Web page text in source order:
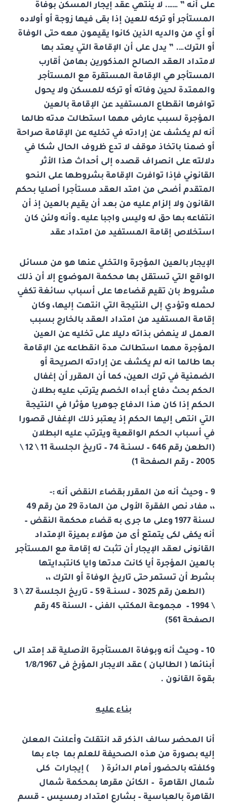
على أنه ” ……. لا ينتهي عقد إيجار المسكن بوفاة
المستأجر أو تركه للعين إذا بقى فيها زوجة أو أولاده
أو أي من والديه الذين كانوا يقيمون معه حتى الوفاة
أو الترك…. ” يدل على أن الإقامة التي يعتد بها
لامتداد العقد الصالح المذكورين بهامن أقارب
المستأجر هي الإقامة المستقرة مع المستأجر
والممتدة لحين وفاته أو تركه للمسكن ولا يحول
توافرها انقطاع المستفيد عن الإقامة بالعين
المؤجرة لسبب عارض مهما استطالت مدته طالما
أنه لم يكشف عن إرادته في تخليه عن الإقامة صراحة
أو ضمنا باتخاذ موقف لا تدع ظروف الحال شكا في
دلالته على انصراف قصده إلى أحداث هذا الأثر
القانوني فإذا توافرت الإقامة بشروطها على النحو
المتقدم أضحى من امتد العقد مستأجرا أصليا بحكم
القانون ولا إلزام عليه من بعد أن يقيم بالعين إذ أن
انتفاعه بها حق له وليس واجبا عليه ـ وأنه ولئن كان
استخلاص إقامة المستفيد من امتداد عقد
الإيجار بالعين المؤجرة والتخلي عنها هو من مسائل
الواقع التي تستقل بها محكمة الموضوع إلا أن ذلك
مشروط بان تقيم قضاءها على أسباب سائغة تكفي
لحمله وتؤدي إلى النتيجة التي انتهت إليها، وكان
إقامة المستفيد من امتداد العقد بالخارج بسبب
العمل لا ينهض بذاته دليلا على تخليه عن العين
المؤجرة مهما استطالت مدة انقطاعه عن الإقامة
بها طالما انه لم يكشف عن إرادته الصريحة أو
الضمنية في ترك العين، كما أن المقرر أن إغفال
الحكم بحث دفاع أبداه الخصم يترتب عليه بطلان
الحكم إذا كان هذا الدفاع جوهريا مؤثرا في النتيجة
التي انتهى إليها الحكم إذ يعتبر ذلك الإغفال قصورا
في أسباب الحكم الواقعية ويترتب عليه البطلان
(الطعن رقم 646 – لسنــة 74 – تاريخ الجلسة 11 \ 12 \
2005 – رقم الصفحة 1)
9 – وحيث أنه من المقرر بقضاء النقض أنه :-
،، مفاد نص الفقرة الأولى من المادة 29 من رقم 49
لسنة 1977 وعلى ما جرى به قضاء محكمة النقض –
أنه يكفى لكى يتمتع أى من هؤلاء بميزة الإمتداد
القانونى لعقد الإيجار أن تثبت له إقامة مع المستأجر
بالعين المؤجرة أيا كانت مدتها وايا كانتبدايتها
بشرط أن تستمر حتى تاريخ الوفاة أو الترك ،،
(الطعن رقم 3025 – لسنــة 59 – تاريخ الجلسة 27 \ 3
\ 1994 – مجموعة المكتب الفنى – السنة 45 رقم
الصفحة 561)
10 – وحيث أنه وبوفاة المستأجرة الأصلية قد إمتد الى
أبنائها ( الطالبان ) عقد الايجار المؤرخ فى 1/8/1967
بقوة القانون .
بنـاء عليـه
أنا المحضر سالف الذكر قد انتقلت وأعلنت المعلن
إليه بصورة من هذه الصحيفة للعلم بما جاء بها
وكلفته بالحضور أمام الدائرة ( ) إيجارات كلى
شمال القاهرة – الكائن مقرها بمحكمة شمال
القاهرة بالعباسية – بشارع امتداد رمسيس – قسم